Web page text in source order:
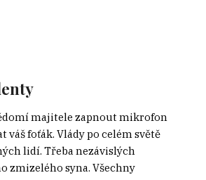
majitele zapnout mikrofon
foťák. Vlády po celém světě
lidí. Třeba nezávislých
zmizelého syna. Všechny